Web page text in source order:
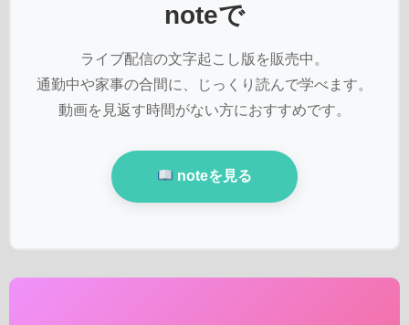
noteで
ライブ配信の文字起こし版を販売中。
通勤中や家事の合間に、じっくり読んで学べます。
動画を見返す時間がない方におすすめです。
noteを見る